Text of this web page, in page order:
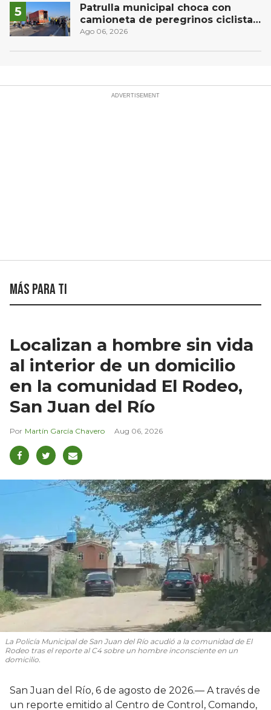
Patrulla municipal choca con
camioneta de peregrinos ciclistas
en la autopista México-Querétaro
Ago 06, 2026
Más para ti
Localizan a hombre sin vida
al interior de un domicilio
en la comunidad El Rodeo,
San Juan del Río
Martín García Chavero Aug 06, 2026
La Policía Municipal de San Juan del Río acudió a la comunidad de El
Rodeo tras el reporte al C4 sobre un hombre inconsciente en un
domicilio.
San Juan del Río, 6 de agosto de 2026.— A través de
un reporte emitido al Centro de Control, Comando,